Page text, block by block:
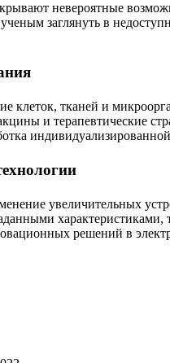
невероятные
заглянуть в
клеток, тканей и
и терапевтические
увеличительных
решений в